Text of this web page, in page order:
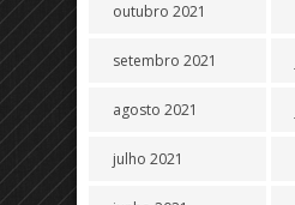
outubro 2021
setembro 2021
agosto 2021
julho 2021